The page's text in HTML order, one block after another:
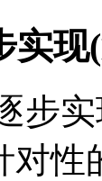
实现
步
对性